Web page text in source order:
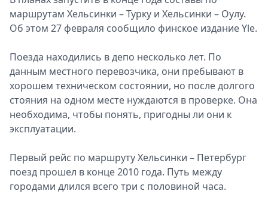
маршрутам Хельсинки – Турку и Хельсинки – Оулу.
Об этом 27 февраля сообщило финское издание Yle.
Поезда находились в депо несколько лет. По
данным местного перевозчика, они пребывают в
хорошем техническом состоянии, но после долгого
стояния на одном месте нуждаются в проверке. Она
необходима, чтобы понять, пригодны ли они к
эксплуатации.
Первый рейс по маршруту Хельсинки – Петербург
поезд прошел в конце 2010 года. Путь между
городами длился всего три с половиной часа.